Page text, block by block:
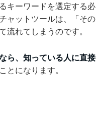
キーワードを選定する必
ャットツールは、「その
流れてしまうのです。
ら、知っている人に直接
とになります。